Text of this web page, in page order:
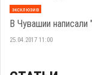
эксклюзив
В Чувашии
25.04.2017 11:00